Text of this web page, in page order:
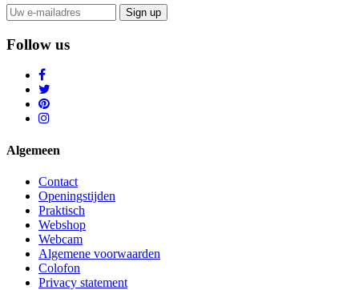
Sign up
Follow us
Algemeen
Contact
Openingstijden
Praktisch
Webshop
Webcam
Algemene voorwaarden
Colofon
Privacy statement